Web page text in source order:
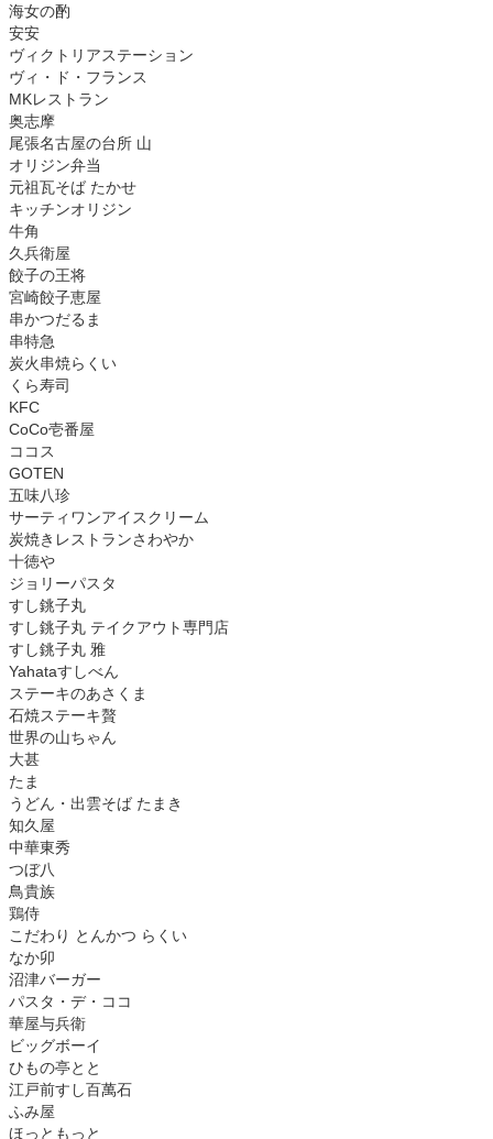
海女の酌
安安
ヴィクトリアステーション
ヴィ・ド・フランス
MKレストラン
奥志摩
尾張名古屋の台所 山
オリジン弁当
元祖瓦そば たかせ
キッチンオリジン
牛角
久兵衛屋
餃子の王将
宮崎餃子恵屋
串かつだるま
串特急
炭火串焼らくい
くら寿司
KFC
CoCo壱番屋
ココス
GOTEN
五味八珍
サーティワンアイスクリーム
炭焼きレストランさわやか
十徳や
ジョリーパスタ
すし銚子丸
すし銚子丸 テイクアウト専門店
すし銚子丸 雅
Yahataすしべん
ステーキのあさくま
石焼ステーキ贅
世界の山ちゃん
大甚
たま
うどん・出雲そば たまき
知久屋
中華東秀
つぼ八
鳥貴族
鶏侍
こだわり とんかつ らくい
なか卯
沼津バーガー
パスタ・デ・ココ
華屋与兵衛
ビッグボーイ
ひもの亭とと
江戸前すし百萬石
ふみ屋
ほっともっと